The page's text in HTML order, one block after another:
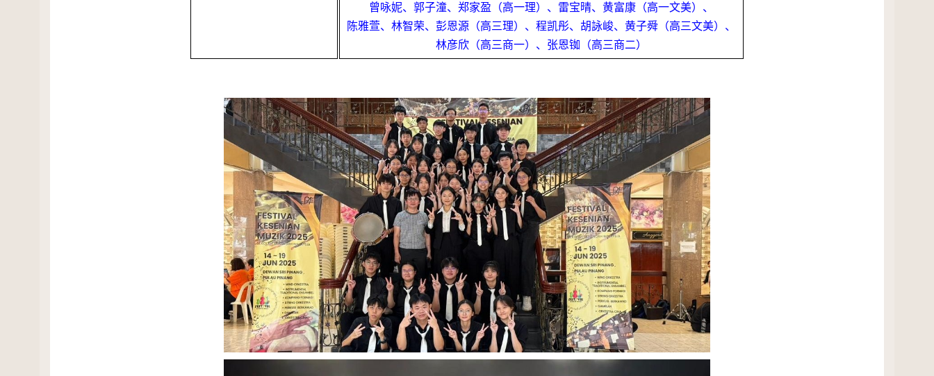
曾咏妮、郭子潼、郑家盈（高一理）、雷宝晴、黄富康（高一文美）、
陈雅萱、林智荣、彭恩源（高三理）、程凯彤、胡詠峻、黄子舜（高三文美）、
林彦欣（高三商一）、张恩铷（高三商二）